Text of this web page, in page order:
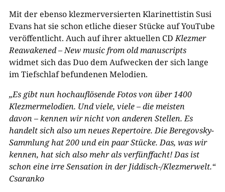
Mit der ebenso klezmerversierten Klarinettistin Susi
Evans hat sie schon etliche dieser Stücke auf YouTube
veröffentlicht. Auch auf ihrer aktuellen CDKlezmer
Reawakened – New music from old manuscripts
widmet sich das Duo dem Aufwecken der sich lange
im Tiefschlaf befundenen Melodien.
„Es gibt nun hochauflösende Fotos von über 1400
Klezmermelodien. Und viele, viele – die meisten
davon – kennen wir nicht von anderen Stellen. Es
handelt sich also um neues Repertoire. Die Beregovsky-​
Sammlung hat 200 und ein paar Stücke. Das, was wir
kennen, hat sich also mehr als verfünffacht! Das ist
schon eine irre Sensation in der Jiddisch-/Klezmerwelt.“
Csaranko